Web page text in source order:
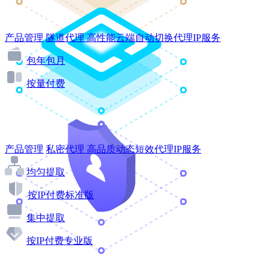
产品管理 隧道代理 高性能云端自动切换代理IP服务
包年包月
按量付费
产品管理 私密代理 高品质动态短效代理IP服务
均匀提取
按IP付费标准版
集中提取
按IP付费专业版